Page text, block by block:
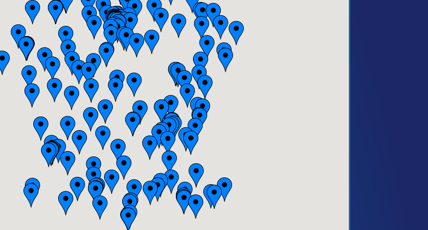
Bourgogne
Bretagne
Centre
Champagne-Ardenne
Franche-Comté
Haute-Normandie
Ile-de-France
Languedoc-Roussillon
Limousin
Lorraine
Midi-Pyrénées
Nord-Pas-de-Calais
Pays-de-la-Loire
Picardie
Poitou-Charentes
Provence-Alpes-Côte-d'Azur(paca)